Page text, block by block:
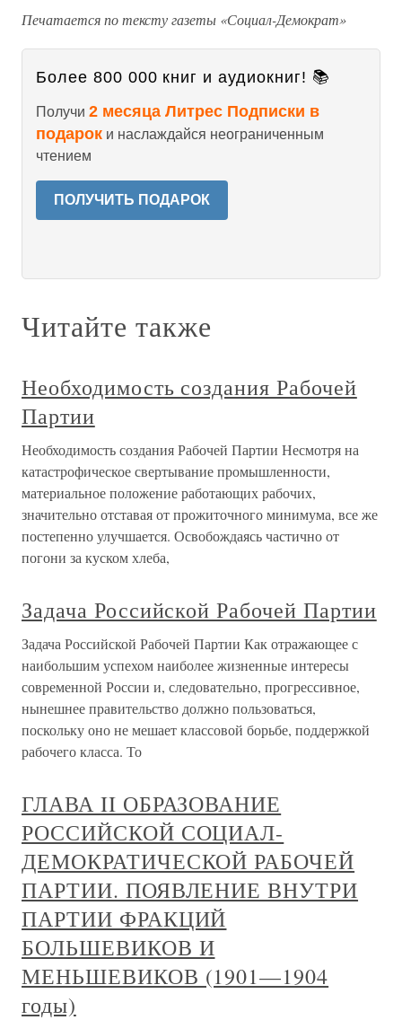
Печатается по тексту газеты «Социал-Демократ»
Более 800 000 книг и аудиокниг! 📚
Получи 2 месяца Литрес Подписки в
подарок и наслаждайся неограниченным
чтением
ПОЛУЧИТЬ ПОДАРОК
Читайте также
Необходимость создания Рабочей
Партии
Необходимость создания Рабочей Партии Несмотря на
катастрофическое свертывание промышленности,
материальное положение работающих рабочих,
значительно отставая от прожиточного минимума, все же
постепенно улучшается. Освобождаясь частично от
погони за куском хлеба,
Задача Российской Рабочей Партии
Задача Российской Рабочей Партии Как отражающее с
наибольшим успехом наиболее жизненные интересы
современной России и, следовательно, прогрессивное,
нынешнее правительство должно пользоваться,
поскольку оно не мешает классовой борьбе, поддержкой
рабочего класса. То
ГЛАВА II ОБРАЗОВАНИЕ
РОССИЙСКОЙ СОЦИАЛ-
ДЕМОКРАТИЧЕСКОЙ РАБОЧЕЙ
ПАРТИИ. ПОЯВЛЕНИЕ ВНУТРИ
ПАРТИИ ФРАКЦИЙ
БОЛЬШЕВИКОВ И
МЕНЬШЕВИКОВ (1901—1904
годы)